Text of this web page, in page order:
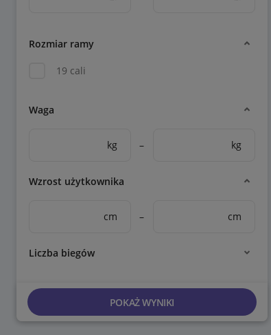
Rozmiar ramy
19 cali
Waga
kg – kg
Wzrost użytkownika
cm – cm
Liczba biegów
POKAŻ WYNIKI